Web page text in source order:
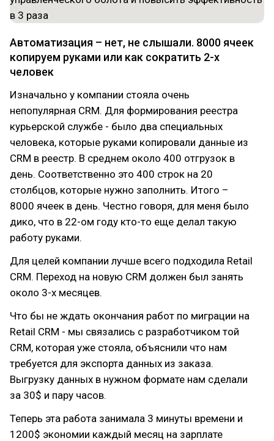
Автоматизация – нет, не слышали. 8000 ячеек
копируем руками или как сократить 2-х
человек
Изначально у компании стояла очень
непопулярная CRM. Для формирования реестра
курьерской службе - было два специальных
человека, которые руками копировали данные из
CRM в реестр. В среднем около 400 отгрузок в
день. Соответственно это 400 строк на 20
столбцов, которые нужно заполнить. Итого –
8000 ячеек в день. Честно говоря, для меня было
дико, что в 22-ом году кто-то еще делал такую
работу руками.
Для целей компании лучше всего подходила Retail
CRM. Переход на новую CRM должен был занять
около 3-х месяцев.
Что бы не ждать окончания работ по миграции на
Retail CRM - мы связались с разработчиком той
CRM, которая уже стояла, объяснили что нам
требуется для экспорта данных из заказа.
Выгрузку данных в нужном формате нам сделали
за 30$ и пару часов.
Теперь эта работа занимала 3 минуты времени и
1200$ экономии каждый месяц на зарплате